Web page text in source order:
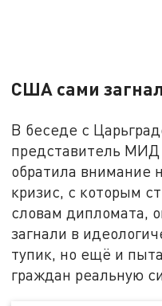
США сами
В беседе с
представитель МИД
обратила внимание
кризис, с которым
словам дипломата,
загнали в
тупик, но ещё и
граждан реальную